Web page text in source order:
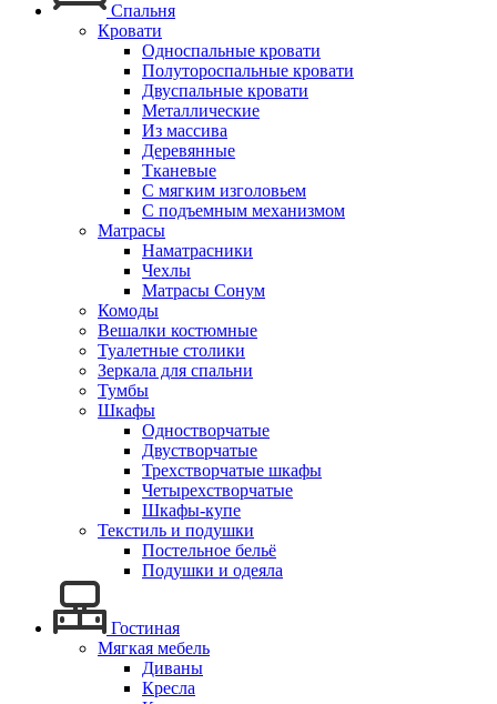
Спальня
Кровати
Односпальные кровати
Полутороспальные кровати
Двуспальные кровати
Металлические
Из массива
Деревянные
Тканевые
С мягким изголовьем
С подъемным механизмом
Матрасы
Наматрасники
Чехлы
Матрасы Сонум
Комоды
Вешалки костюмные
Туалетные столики
Зеркала для спальни
Тумбы
Шкафы
Одностворчатые
Двустворчатые
Трехстворчатые шкафы
Четырехстворчатые
Шкафы-купе
Текстиль и подушки
Постельное бельё
Подушки и одеяла
Гостиная
Мягкая мебель
Диваны
Кресла